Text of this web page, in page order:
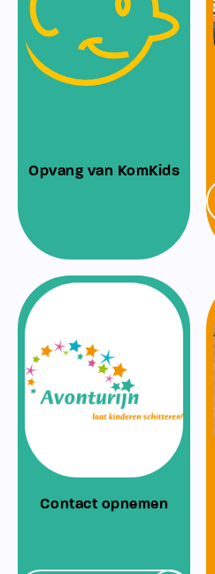
Opvang van KomKids
Contact opnemen